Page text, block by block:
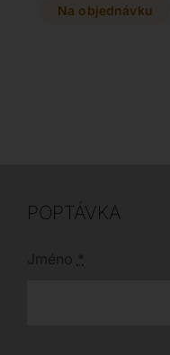
široké škály materiálů
Na objednávku
POPTÁVKA
Jméno *